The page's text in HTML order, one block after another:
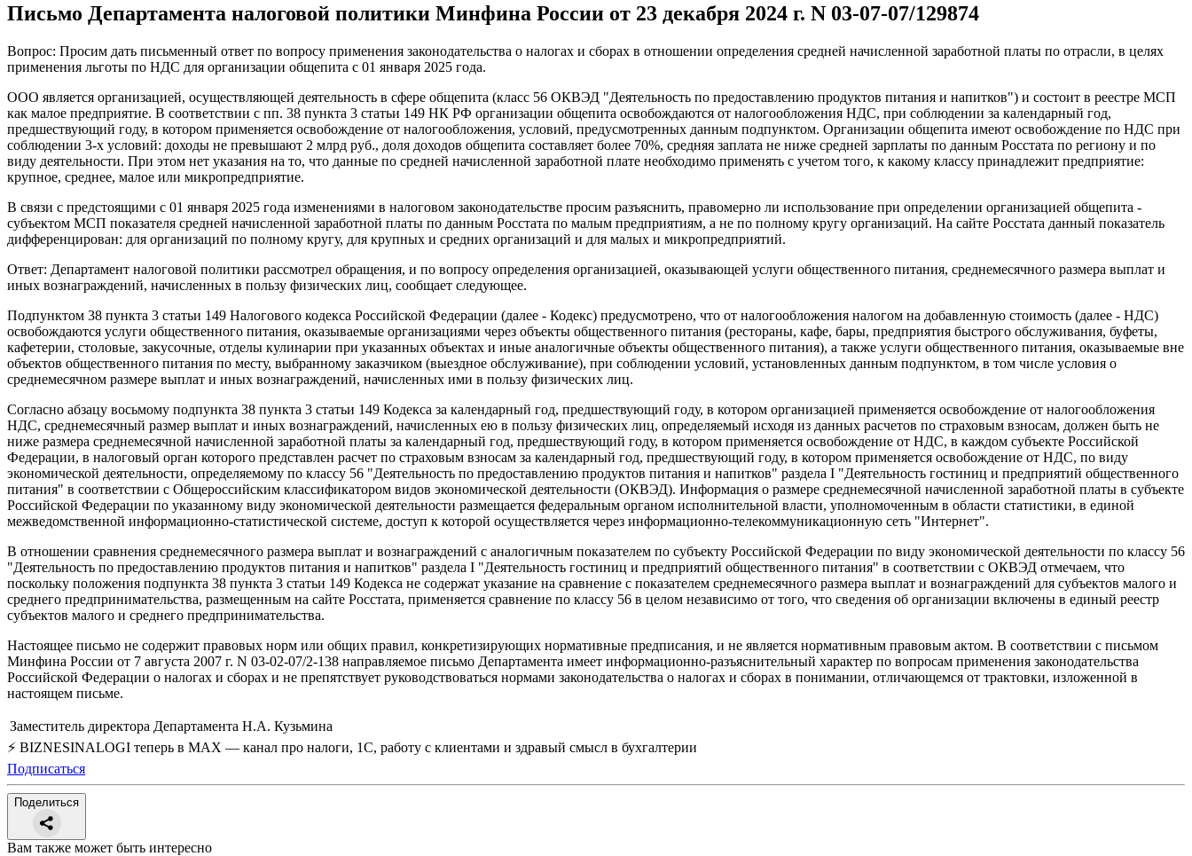
Письмо Департамента налоговой политики Минфина России от 23 декабря 2024 г. N 03-07-07/129874
Вопрос: Просим дать письменный ответ по вопросу применения законодательства о налогах и сборах в отношении определения средней начисленной заработной платы по отрасли, в целях
применения льготы по НДС для организации общепита с 01 января 2025 года.
ООО является организацией, осуществляющей деятельность в сфере общепита (класс 56 ОКВЭД "Деятельность по предоставлению продуктов питания и напитков") и состоит в реестре МСП
как малое предприятие. В соответствии с пп. 38 пункта 3 статьи 149 НК РФ организации общепита освобождаются от налогообложения НДС, при соблюдении за календарный год,
предшествующий году, в котором применяется освобождение от налогообложения, условий, предусмотренных данным подпунктом. Организации общепита имеют освобождение по НДС при
соблюдении 3-х условий: доходы не превышают 2 млрд руб., доля доходов общепита составляет более 70%, средняя заплата не ниже средней зарплаты по данным Росстата по региону и по
виду деятельности. При этом нет указания на то, что данные по средней начисленной заработной плате необходимо применять с учетом того, к какому классу принадлежит предприятие:
крупное, среднее, малое или микропредприятие.
В связи с предстоящими с 01 января 2025 года изменениями в налоговом законодательстве просим разъяснить, правомерно ли использование при определении организацией общепита -
субъектом МСП показателя средней начисленной заработной платы по данным Росстата по малым предприятиям, а не по полному кругу организаций. На сайте Росстата данный показатель
дифференцирован: для организаций по полному кругу, для крупных и средних организаций и для малых и микропредприятий.
Ответ: Департамент налоговой политики рассмотрел обращения, и по вопросу определения организацией, оказывающей услуги общественного питания, среднемесячного размера выплат и
иных вознаграждений, начисленных в пользу физических лиц, сообщает следующее.
Подпунктом 38 пункта 3 статьи 149 Налогового кодекса Российской Федерации (далее - Кодекс) предусмотрено, что от налогообложения налогом на добавленную стоимость (далее - НДС)
освобождаются услуги общественного питания, оказываемые организациями через объекты общественного питания (рестораны, кафе, бары, предприятия быстрого обслуживания, буфеты,
кафетерии, столовые, закусочные, отделы кулинарии при указанных объектах и иные аналогичные объекты общественного питания), а также услуги общественного питания, оказываемые вне
объектов общественного питания по месту, выбранному заказчиком (выездное обслуживание), при соблюдении условий, установленных данным подпунктом, в том числе условия о
среднемесячном размере выплат и иных вознаграждений, начисленных ими в пользу физических лиц.
Согласно абзацу восьмому подпункта 38 пункта 3 статьи 149 Кодекса за календарный год, предшествующий году, в котором организацией применяется освобождение от налогообложения
НДС, среднемесячный размер выплат и иных вознаграждений, начисленных ею в пользу физических лиц, определяемый исходя из данных расчетов по страховым взносам, должен быть не
ниже размера среднемесячной начисленной заработной платы за календарный год, предшествующий году, в котором применяется освобождение от НДС, в каждом субъекте Российской
Федерации, в налоговый орган которого представлен расчет по страховым взносам за календарный год, предшествующий году, в котором применяется освобождение от НДС, по виду
экономической деятельности, определяемому по классу 56 "Деятельность по предоставлению продуктов питания и напитков" раздела I "Деятельность гостиниц и предприятий общественного
питания" в соответствии с Общероссийским классификатором видов экономической деятельности (ОКВЭД). Информация о размере среднемесячной начисленной заработной платы в субъекте
Российской Федерации по указанному виду экономической деятельности размещается федеральным органом исполнительной власти, уполномоченным в области статистики, в единой
межведомственной информационно-статистической системе, доступ к которой осуществляется через информационно-телекоммуникационную сеть "Интернет".
В отношении сравнения среднемесячного размера выплат и вознаграждений с аналогичным показателем по субъекту Российской Федерации по виду экономической деятельности по классу 56
"Деятельность по предоставлению продуктов питания и напитков" раздела I "Деятельность гостиниц и предприятий общественного питания" в соответствии с ОКВЭД отмечаем, что
поскольку положения подпункта 38 пункта 3 статьи 149 Кодекса не содержат указание на сравнение с показателем среднемесячного размера выплат и вознаграждений для субъектов малого и
среднего предпринимательства, размещенным на сайте Росстата, применяется сравнение по классу 56 в целом независимо от того, что сведения об организации включены в единый реестр
субъектов малого и среднего предпринимательства.
Настоящее письмо не содержит правовых норм или общих правил, конкретизирующих нормативные предписания, и не является нормативным правовым актом. В соответствии с письмом
Минфина России от 7 августа 2007 г. N 03-02-07/2-138 направляемое письмо Департамента имеет информационно-разъяснительный характер по вопросам применения законодательства
Российской Федерации о налогах и сборах и не препятствует руководствоваться нормами законодательства о налогах и сборах в понимании, отличающемся от трактовки, изложенной в
настоящем письме.
Заместитель директора Департамента Н.А. Кузьмина
⚡ BIZNESINALOGI теперь в MAX — канал про налоги, 1С, работу с клиентами и здравый смысл в бухгалтерии
Подписаться
Поделиться
Вам также может быть интересно